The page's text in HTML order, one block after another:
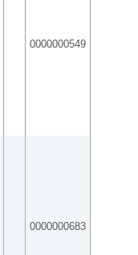
0000000549
0000000683